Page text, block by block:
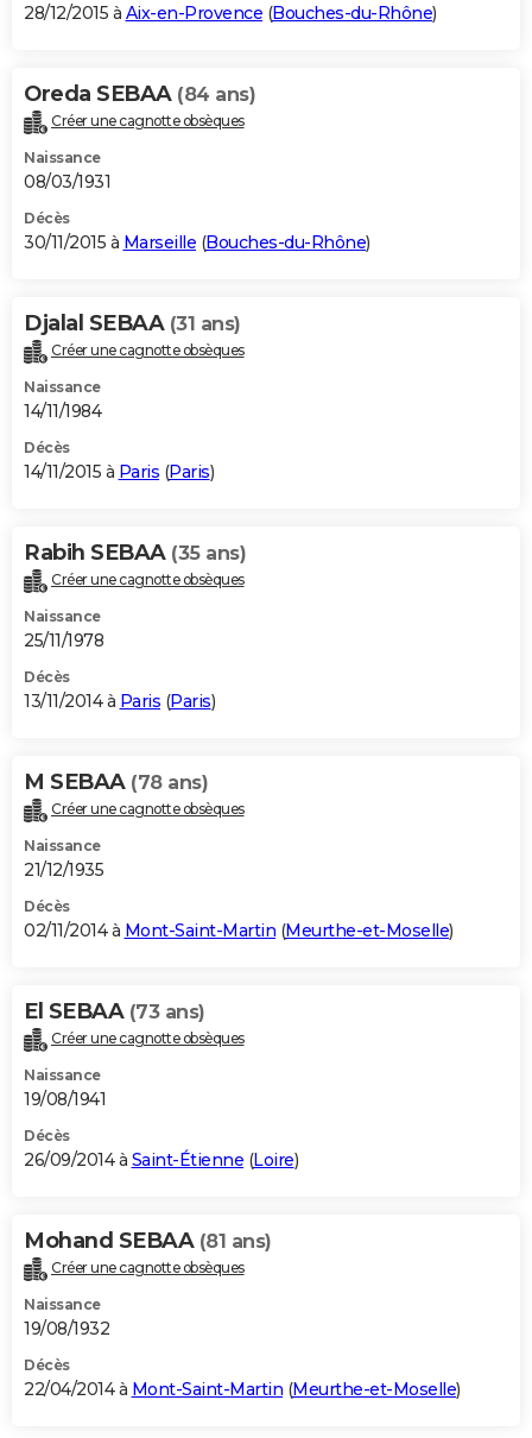
28/12/2015 à Aix-en-Provence (Bouches-du-Rhône)
Oreda SEBAA (84 ans)
Créer une cagnotte obsèques
Naissance
08/03/1931
Décès
30/11/2015 à Marseille (Bouches-du-Rhône)
Djalal SEBAA (31 ans)
Créer une cagnotte obsèques
Naissance
14/11/1984
Décès
14/11/2015 à Paris (Paris)
Rabih SEBAA (35 ans)
Créer une cagnotte obsèques
Naissance
25/11/1978
Décès
13/11/2014 à Paris (Paris)
M SEBAA (78 ans)
Créer une cagnotte obsèques
Naissance
21/12/1935
Décès
02/11/2014 à Mont-Saint-Martin (Meurthe-et-Moselle)
El SEBAA (73 ans)
Créer une cagnotte obsèques
Naissance
19/08/1941
Décès
26/09/2014 à Saint-Étienne (Loire)
Mohand SEBAA (81 ans)
Créer une cagnotte obsèques
Naissance
19/08/1932
Décès
22/04/2014 à Mont-Saint-Martin (Meurthe-et-Moselle)